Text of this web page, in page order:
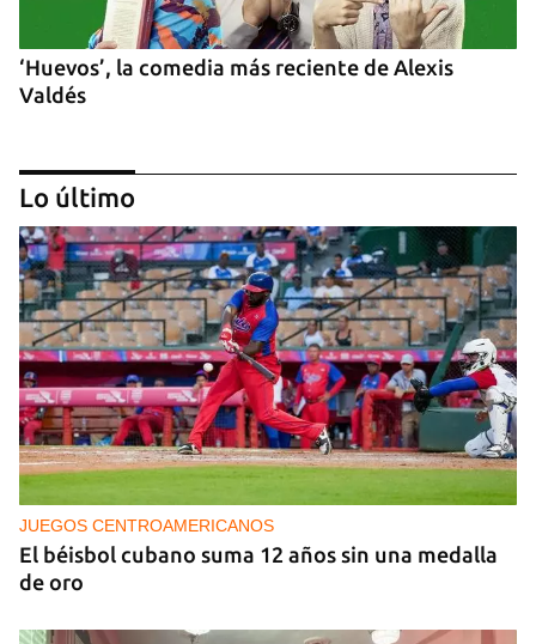
‘Huevos’, la comedia más reciente de Alexis
Valdés
Temporada teatral con ‘Si esto es una tragedia yo
soy una bicicleta’
Lo último
JUEGOS CENTROAMERICANOS
El béisbol cubano suma 12 años sin una medalla
de oro